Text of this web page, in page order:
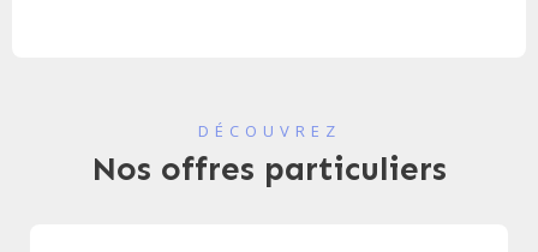
DÉCOUVREZ
Nos offres particuliers